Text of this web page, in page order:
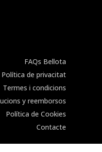
FAQs Bellota
Política de privacitat
Termes i condicions
y reemborsos
Política de Cookies
Contacte